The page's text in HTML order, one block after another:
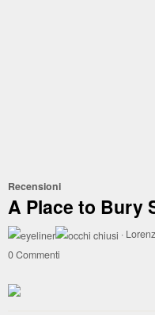
Recensioni
A Place to Bury
·
0 Commenti